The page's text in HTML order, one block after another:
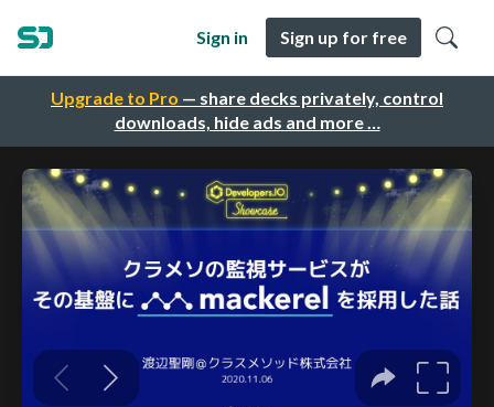
Upgrade to Pro — share decks privately, control
downloads, hide ads and more …
Sign in Sign up for free